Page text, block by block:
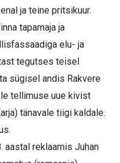
ja teine pritsikuur.
tapamaja ja
elu- ja
tegutses teisel
sügisel andis Rakvere
tellimuse uue kivist
tänavale tiigi kaldale.
aastal reklaamis Juhan